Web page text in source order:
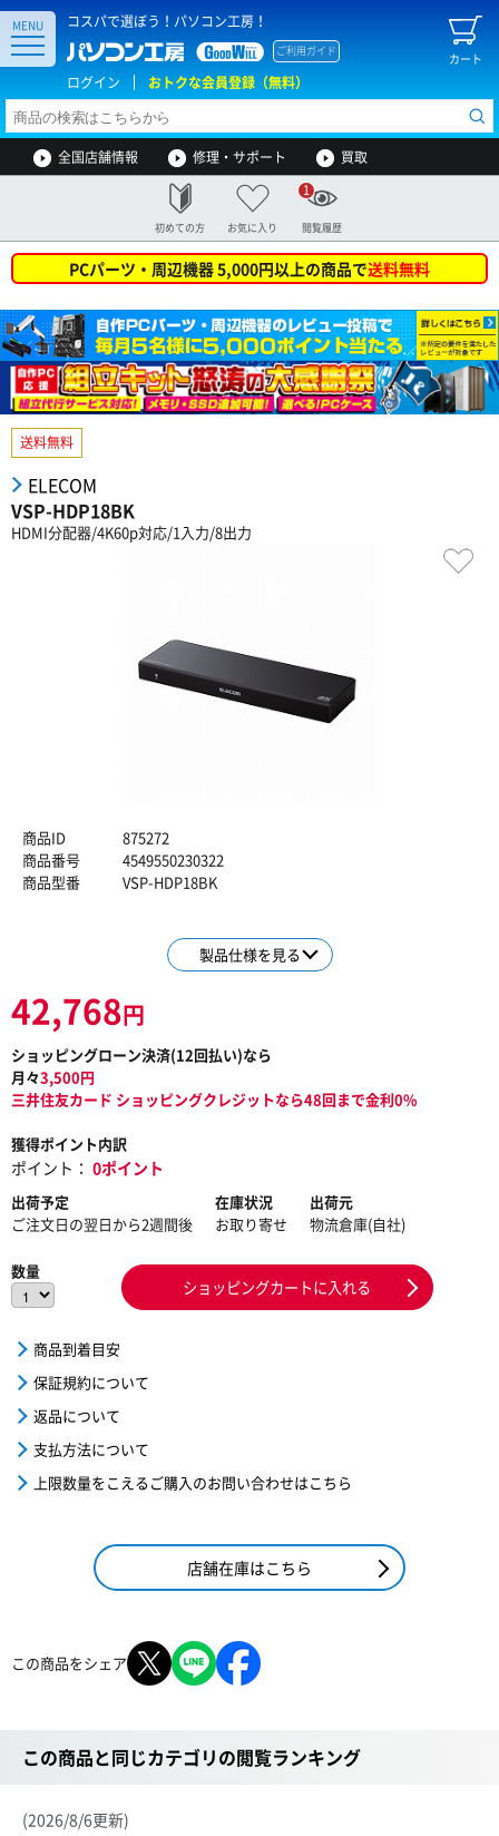
コスパで選ぼう！パソコン工房！
カート
ご利用ガイド
ログイン おトクな会員登録（無料）
MENU
全国店舗情報 修理・サポート 買取
初めての方 お気に入り 閲覧履歴
1
PCパーツ・周辺機器 5,000円以上の商品で送料無料
送料無料
ELECOM
VSP-HDP18BK
HDMI分配器/4K60p対応/1入力/8出力
商品ID
875272
商品番号
4549550230322
商品型番
VSP-HDP18BK
製品仕様を見る
42,768円
ショッピングローン決済(12回払い)なら
月々3,500円
三井住友カード ショッピングクレジットなら48回まで金利0%
獲得ポイント内訳
ポイント： 0ポイント
出荷予定
ご注文日の翌日から2週間後
在庫状況
お取り寄せ
出荷元
物流倉庫(自社)
数量
ショッピングカートに入れる
商品到着目安
保証規約について
返品について
支払方法について
上限数量をこえるご購入のお問い合わせはこちら
店舗在庫はこちら
この商品をシェア
この商品と同じカテゴリの閲覧ランキング
(2026/8/6更新)